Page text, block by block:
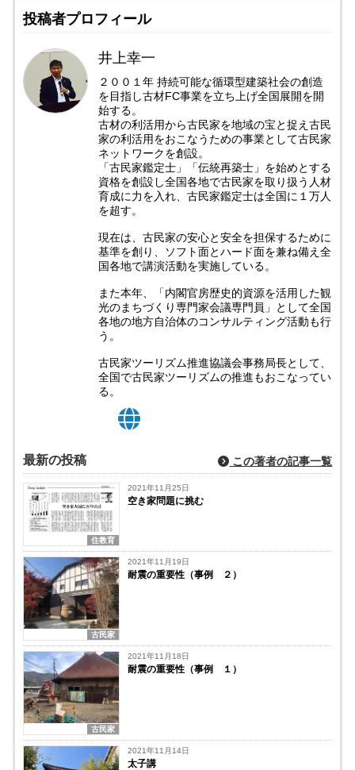
投稿者プロフィール
井上幸一
２００１年 持続可能な循環型建築社会の創造
を目指し古材FC事業を立ち上げ全国展開を開
始する。
古材の利活用から古民家を地域の宝と捉え古民
家の利活用をおこなうための事業として古民家
ネットワークを創設。
「古民家鑑定士」「伝統再築士」を始めとする
資格を創設し全国各地で古民家を取り扱う人材
育成に力を入れ、古民家鑑定士は全国に１万人
を超す。
現在は、古民家の安心と安全を担保するために
基準を創り、ソフト面とハード面を兼ね備え全
国各地で講演活動を実施している。
また本年、「内閣官房歴史的資源を活用した観
光のまちづくり専門家会議専門員」として全国
各地の地方自治体のコンサルティング活動も行
う。
古民家ツーリズム推進協議会事務局長として、
全国で古民家ツーリズムの推進もおこなってい
る。
最新の投稿 この著者の記事一覧
住教育
2021年11月25日
空き家問題に挑む
古民家
2021年11月19日
耐震の重要性（事例 ２）
古民家
2021年11月18日
耐震の重要性（事例 １）
2021年11月14日
太子講